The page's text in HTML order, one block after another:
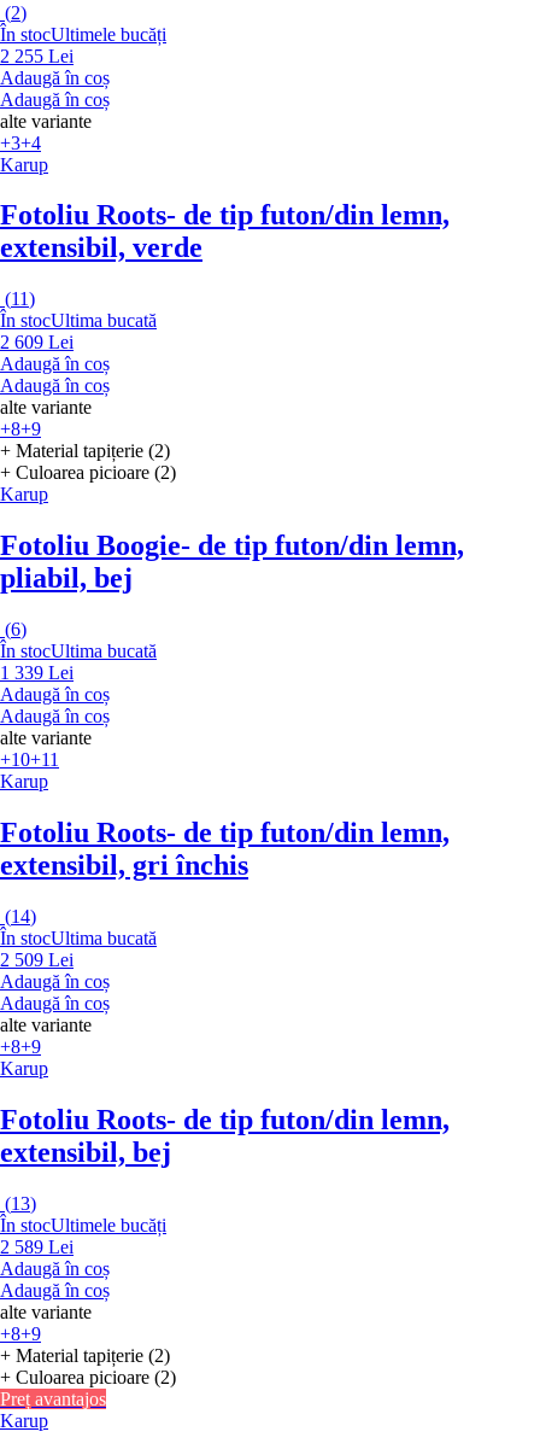
(2)
În stocUltimele bucăți
2 255 Lei
Adaugă în coș
Adaugă în coș
alte variante
+3+4
Karup
Fotoliu Roots- de tip futon/din lemn,
extensibil, verde
(11)
În stocUltima bucată
2 609 Lei
Adaugă în coș
Adaugă în coș
alte variante
+8+9
+ Material tapițerie (2)
+ Culoarea picioare (2)
Karup
Fotoliu Boogie- de tip futon/din lemn,
pliabil, bej
(6)
În stocUltima bucată
1 339 Lei
Adaugă în coș
Adaugă în coș
alte variante
+10+11
Karup
Fotoliu Roots- de tip futon/din lemn,
extensibil, gri închis
(14)
În stocUltima bucată
2 509 Lei
Adaugă în coș
Adaugă în coș
alte variante
+8+9
Karup
Fotoliu Roots- de tip futon/din lemn,
extensibil, bej
(13)
În stocUltimele bucăți
2 589 Lei
Adaugă în coș
Adaugă în coș
alte variante
+8+9
+ Material tapițerie (2)
+ Culoarea picioare (2)
Preț avantajos
Karup